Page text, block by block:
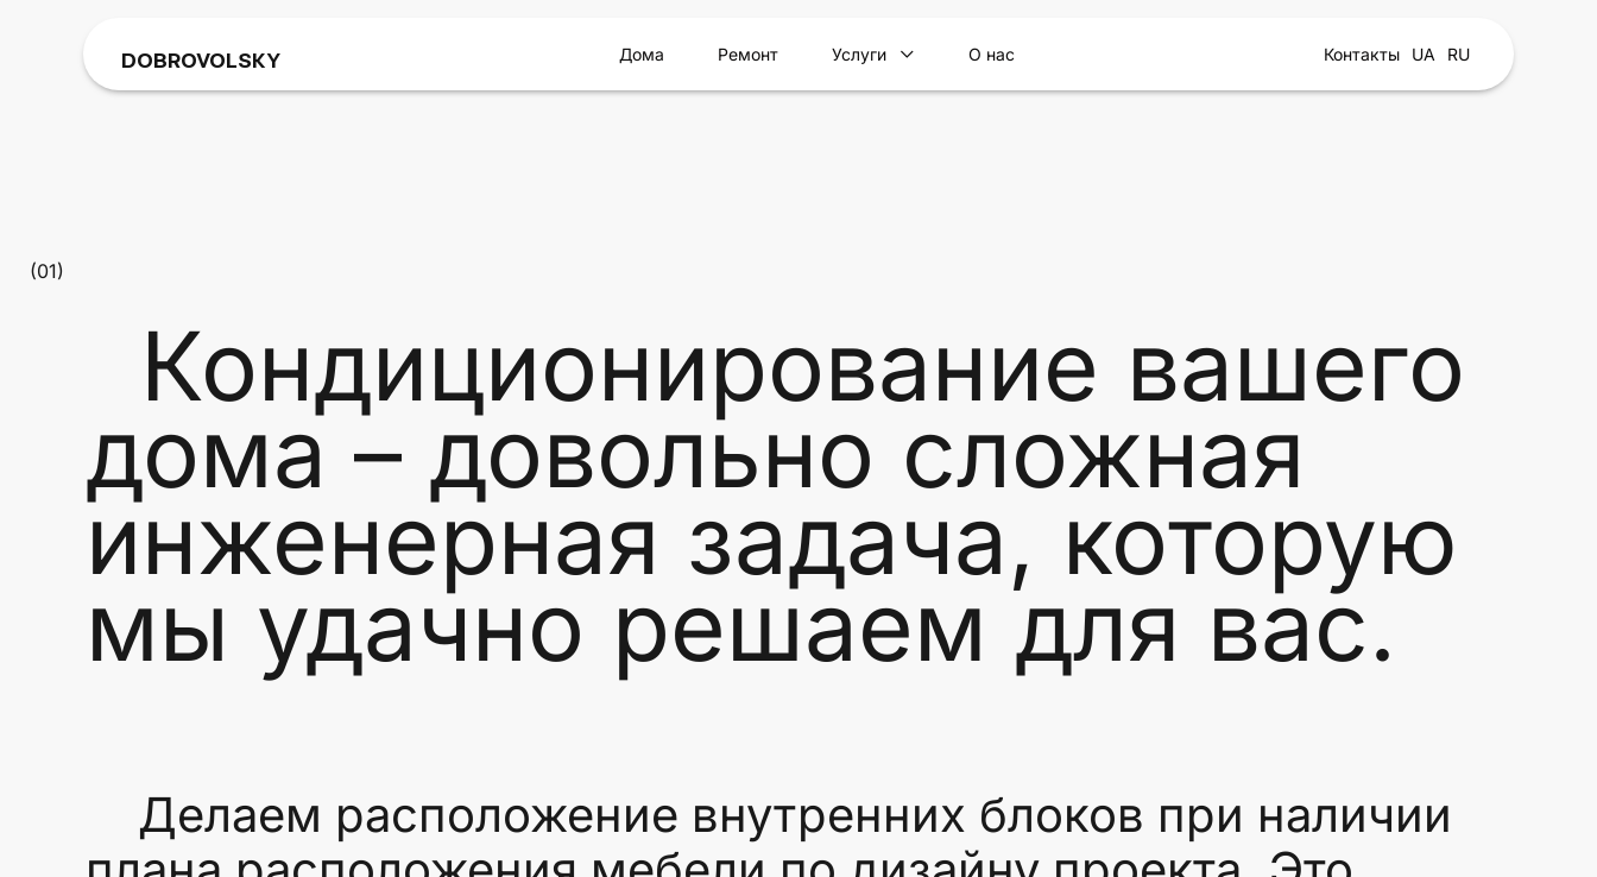
DOBROVOLSKY Дома Ремонт Услуги О нас Контакты UA RU
(01)
Кондиционирование вашего
дома – довольно сложная
инженерная задача, которую
мы удачно решаем для вас.
Делаем расположение внутренних блоков при наличии